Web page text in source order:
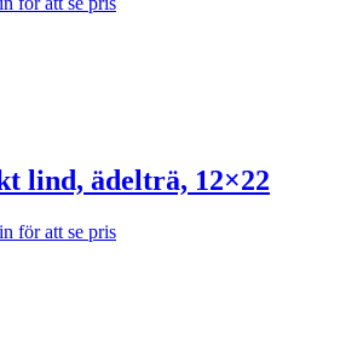
lind, ädelträ, 12×22
för att se pris